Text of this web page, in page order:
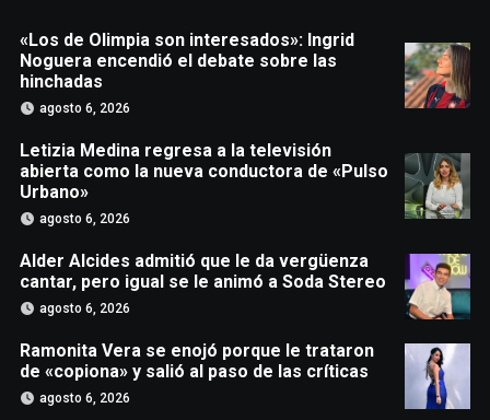
«Los de Olimpia son interesados»: Ingrid
Noguera encendió el debate sobre las
hinchadas
agosto 6, 2026
Letizia Medina regresa a la televisión
abierta como la nueva conductora de «Pulso
Urbano»
agosto 6, 2026
Alder Alcides admitió que le da vergüenza
cantar, pero igual se le animó a Soda Stereo
agosto 6, 2026
Ramonita Vera se enojó porque le trataron
de «copiona» y salió al paso de las críticas
agosto 6, 2026